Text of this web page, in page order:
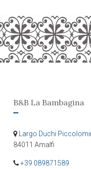
B&B La Bambagina
Largo Duchi
84011 Amalfi
+39 089871589